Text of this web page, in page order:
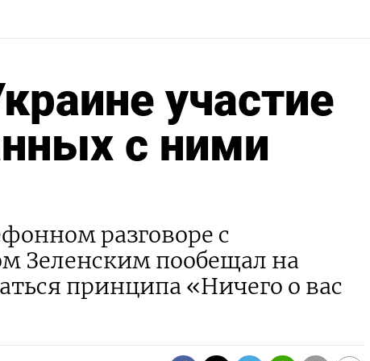
участие
с ними
разговоре с
Зеленским пообещал на
принципа «Ничего о вас